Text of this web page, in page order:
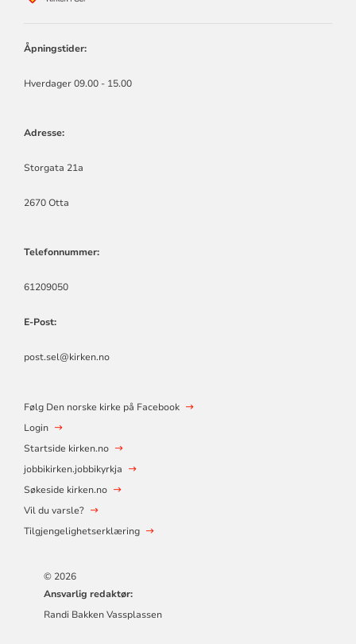
Åpningstider:
Hverdager 09.00 - 15.00
Adresse:
Storgata 21a
2670 Otta
Telefonnummer:
61209050
E-Post:
post.sel@kirken.no
Følg Den norske kirke på Facebook
Login
Startside kirken.no
jobbikirken.jobbikyrkja
Søkeside kirken.no
Vil du varsle?
Tilgjengelighetserklæring
© 2026
Ansvarlig redaktør:
Randi Bakken Vassplassen